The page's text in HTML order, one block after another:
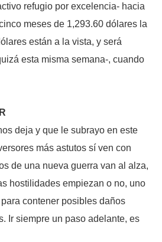
refugio por excelencia- hacia
meses de 1,293.60 dólares la
están a la vista, y será
esta misma semana-, cuando
deja y que le subrayo en este
más astutos sí ven con
de una nueva guerra van al alza,
hostilidades empiezan o no, uno
contener posibles daños
Ir siempre un paso adelante, es